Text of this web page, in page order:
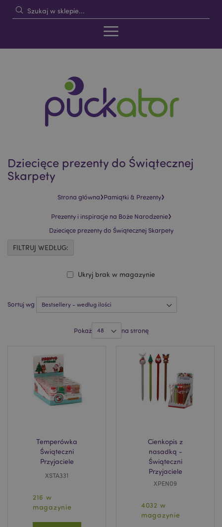
Dziecięce prezenty do Świątecznej
Skarpety
Strona główna›Pamiątki & Prezenty›
Prezenty i inspiracje na Boże Narodzenie›
Dziecięce prezenty do Świątecznej Skarpety
Sortuj wg
Pokaż na stronę
Temperówka
Świąteczni
Przyjaciele
XSTA331
216 w
magazynie
Cienkopis z
nasadką -
Świąteczni
Przyjaciele
XPEN09
4032 w
magazynie
Ukryj brak w magazynie
FILTRUJ WEDŁUG: